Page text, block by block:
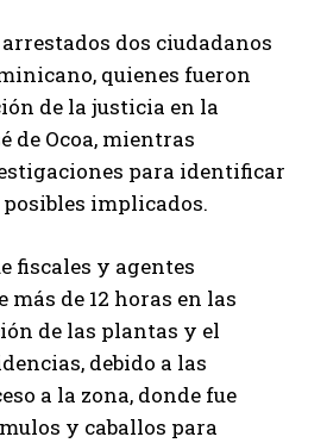
dos ciudadanos
quienes fueron
de la justicia en la
de Ocoa, mientras
para identificar
implicados.
fiscales y agentes
de 12 horas en las
de las plantas y el
debido a las
a la zona, donde fue
y caballos para